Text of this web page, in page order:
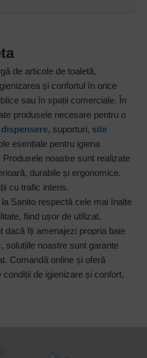
de articole de toaletă,
și confortul în orice
sau în spații comerciale. În
produsele necesare pentru o
dispensere, suporturi, site
esențiale pentru igiena
noastre sunt realizate
durabile și ergonomice,
cu trafic intens.
Sanito respectă cele mai înalte
fiind ușor de utilizat,
dacă îți amenajezi propria baie
soluțiile noastre sunt garante
Comandă online și oferă
de igienizare și confort,